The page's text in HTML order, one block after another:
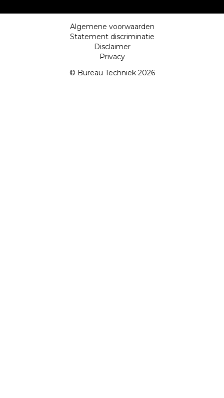
Algemene voorwaarden
Statement discriminatie
Disclaimer
Privacy
© Bureau Techniek 2026